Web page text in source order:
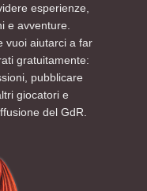
esperienze,
e avventure.
vuoi aiutarci a far
gratuitamente:
pubblicare
giocatori e
del GdR.